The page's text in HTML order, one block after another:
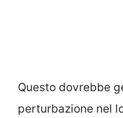
Questo dovrebbe
perturbazione nel